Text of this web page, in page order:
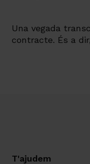
Una vegada
contracte. És a
T'ajudem